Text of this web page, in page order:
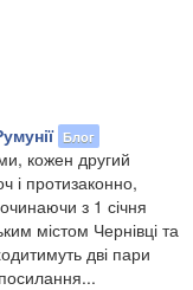
Блог
кожен другий
і протизаконно,
з 1 січня
містом Чернівці та
дві пари